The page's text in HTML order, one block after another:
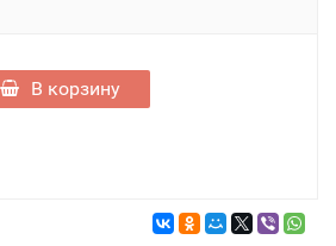
В корзину